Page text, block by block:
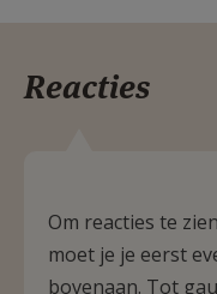
Reacties
Om reacties te
moet je je eerst
bovenaan. Tot